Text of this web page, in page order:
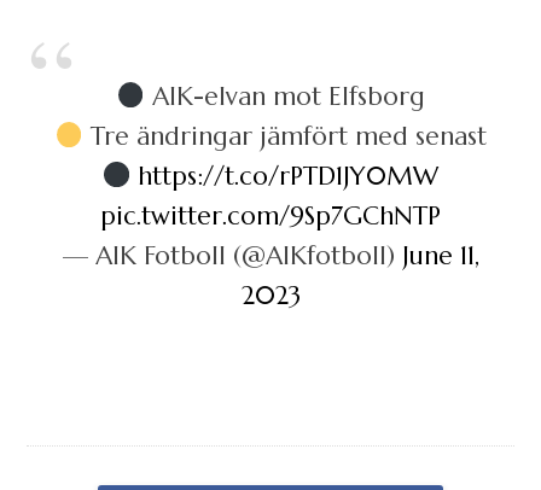
AIK-elvan mot Elfsborg
Tre ändringar jämfört med senast
https://t.co/rPTD1JY0MW
pic.twitter.com/9Sp7GChNTP
— AIK Fotboll (@AIKfotboll) June 11,
2023